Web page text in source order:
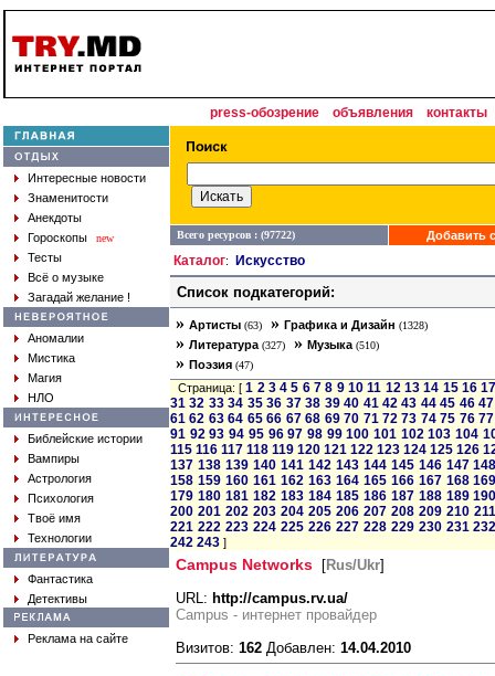
press-обозрение объявления контакты
Интересные новости
Знаменитости
Анекдоты
Гороскопы
new
Тесты
Всё о музыке
Загадай желание !
Аномалии
Мистика
Магия
НЛО
Библейские истории
Вампиры
Астрология
Психология
Твоё имя
Технологии
Фантастика
Детективы
Реклама на сайте
Всего ресурсов : (97722) Добавить
Каталог: Искусство
Список подкатегорий:
» Артисты (63) » Графика и Дизайн (1328)
» Литература (327) » Музыка (510)
» Поэзия (47)
Страница: [1 2 3 4 5 6 7 8 9 10 11 12 13 14 15 16
31 32 33 34 35 36 37 38 39 40 41 42 43 44 45 46 47
61 62 63 64 65 66 67 68 69 70 71 72 73 74 75 76 77
91 92 93 94 95 96 97 98 99 100 101 102 103 104
115 116 117 118 119 120 121 122 123 124 125 126
137 138 139 140 141 142 143 144 145 146 147
158 159 160 161 162 163 164 165 166 167 168
179 180 181 182 183 184 185 186 187 188 189
200 201 202 203 204 205 206 207 208 209 210 211
221 222 223 224 225 226 227 228 229 230 231
242 243 ]
Campus Networks [Rus/Ukr]
URL: http://campus.rv.ua/
Campus - интернет провайдер
Визитов: 162 Добавлен: 14.04.2010